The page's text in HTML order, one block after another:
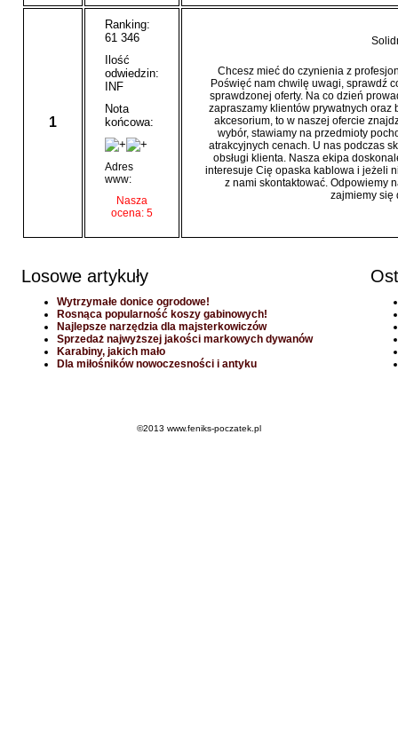
1
Ranking:
61 346
Ilość
odwiedzin:
INF
Nota
końcowa:
Adres
www:
Nasza
ocena: 5
Chcesz mieć do czynienia z
Poświęć nam chwilę uwagi, sprawdź
sprawdzonej oferty. Na co dzień
zapraszamy klientów prywatnych
akcesorium, to w naszej ofercie
wybór, stawiamy na przedmioty
atrakcyjnych cenach. U nas podczas
obsługi klienta. Nasza ekipa
interesuje Cię opaska kablowa i jeżeli
z nami skontaktować. Odpowiemy
zajmiemy się
Losowe artykuły
Wytrzymałe donice ogrodowe!
Rosnąca popularność koszy gabinowych!
Najlepsze narzędzia dla majsterkowiczów
Sprzedaż najwyższej jakości markowych dywanów
Karabiny, jakich mało
Dla miłośników nowoczesności i antyku
©2013 www.feniks-poczatek.pl